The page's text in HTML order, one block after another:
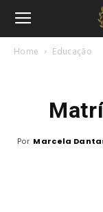
Home Educação
Por Marcela